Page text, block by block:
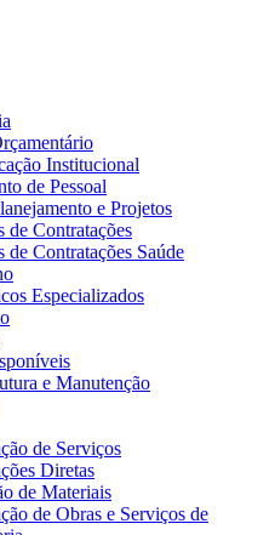
Institucional
de Pessoal
e Projetos
de Contratações
de Contratações Saúde
Especializados
e Manutenção
de Serviços
Diretas
de Materiais
de Obras e Serviços de